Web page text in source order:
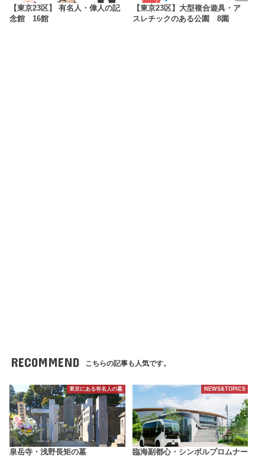
【東京23区】 有名人・偉人の記
念館 16館
【東京23区】大型複合遊具・ア
スレチックのある公園 8園
RECOMMEND こちらの記事も人気です。
東京にある有名人の墓
泉岳寺・浅野長矩の墓
NEWS&TOPICS
臨海副都心・シンボルプロムナー